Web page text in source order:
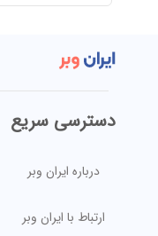
دسترسی سریع
درباره ایران وبر
ارتباط با ایران وبر